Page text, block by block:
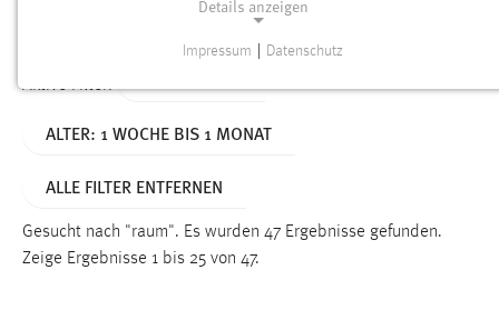
Aktive Filter:
ALTER: 1 WOCHE BIS 1 MONAT
ALLE FILTER ENTFERNEN
Gesucht nach "raum". Es wurden 47 Ergebnisse gefunden.
Zeige Ergebnisse 1 bis 25 von 47.
Details anzeigen
Funktionen und sind für die einwandfreie Funktion der
Name:
Impressum Datenschutz